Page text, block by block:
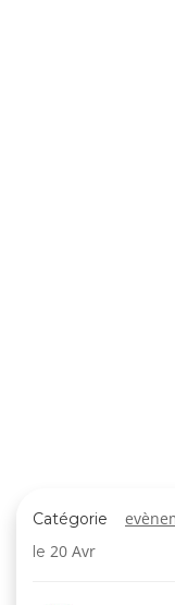
Catégorie
le 20 Avr